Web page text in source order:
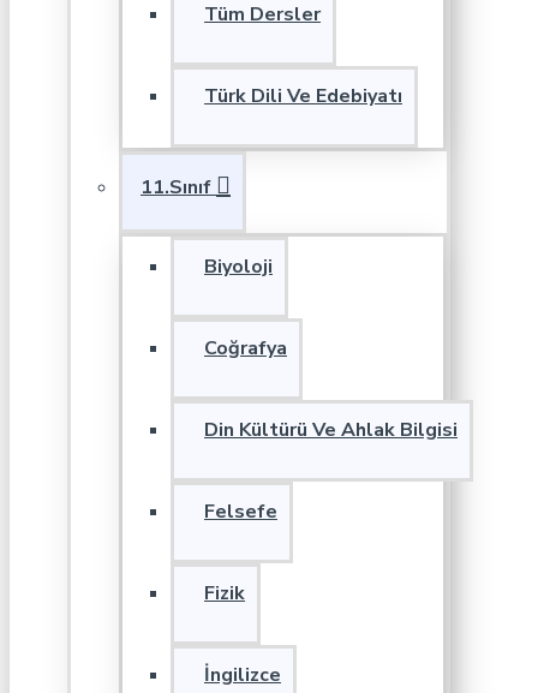
Tüm Dersler
Türk Dili Ve Edebiyatı
11.Sınıf
Biyoloji
Coğrafya
Din Kültürü Ve Ahlak Bilgisi
Felsefe
Fizik
İngilizce